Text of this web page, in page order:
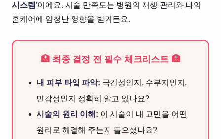
시스템’이에요. 시술 만족도는 병원의 재생 관리와 나의
홈케어에 엄청난 영향을 받거든요.
🏥 최종 결정 전 필수 체크리스트 🏥
내 피부 타입 파악: 극건성인지, 수부지인지,
민감성인지 정확히 알고 있나요?
시술의 원리 이해: 이 시술이 내 고민을 어떤
원리로 해결해 주는지 들으셨나요?